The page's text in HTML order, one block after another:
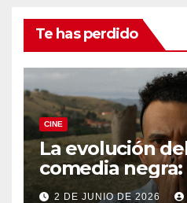
Te has perdido
CINE
La evolución
comedia negra:
Knives Out
2 DE JUNIO DE 2026